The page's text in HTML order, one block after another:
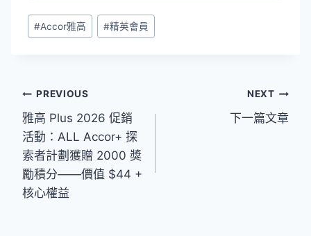
Post
Tags:
#Accor雅高 #精英會員
文
章
導
覽
PREVIOUS
雅高 Plus 2026 促銷
活動：ALL Accor+ 探
索者計劃獲贈 2000 獎
勵積分——價值 $44 +
核心權益
NEXT
下一篇文章